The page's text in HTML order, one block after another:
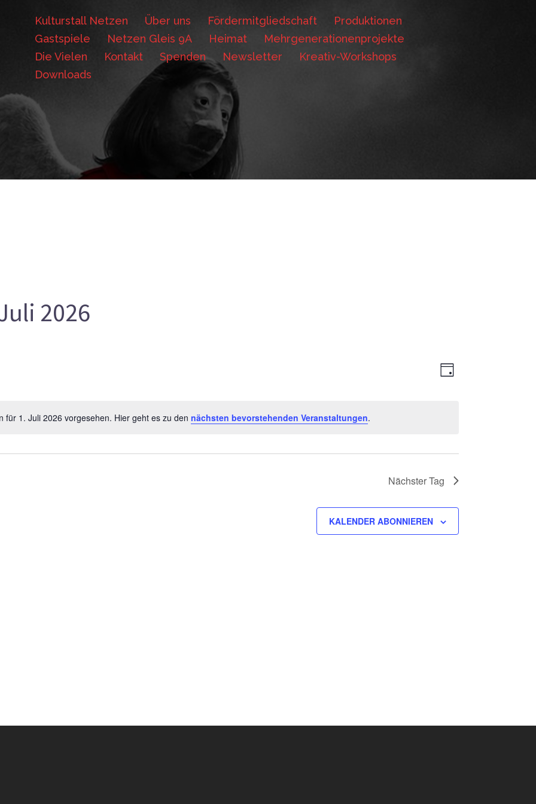
Kulturstall Netzen Über uns Fördermitgliedschaft
Produktionen
Gastspiele
Netzen Gleis 9A Heimat
Mehrgenerationenprojekte
Die Vielen
Kontakt Spenden Newsletter
Kreativ-Workshops
Downloads
für 1. Juli 2026 vorgesehen. Hier geht es zu den nächsten bevorstehenden Veranstaltungen.
2026
TAG
Nächster Tag
KALENDER ABONNIEREN